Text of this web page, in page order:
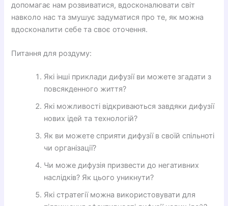
допомагає нам розвиватися, вдосконалювати світ
навколо нас та змушує задуматися про те, як можна
вдосконалити себе та своє оточення.
Питання для роздуму:
Які інші приклади дифузії ви можете згадати з
повсякденного життя?
Які можливості відкриваються завдяки дифузії
нових ідей та технологій?
Як ви можете сприяти дифузії в своїй спільноті
чи організації?
Чи може дифузія призвести до негативних
наслідків? Як цього уникнути?
Які стратегії можна використовувати для